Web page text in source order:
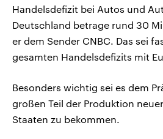
Handelsdefizit bei Autos und
Deutschland betrage rund 30
er dem Sender CNBC. Das sei
gesamten Handelsdefizits mit
Besonders wichtig sei es dem
großen Teil der Produktion
Staaten zu bekommen.